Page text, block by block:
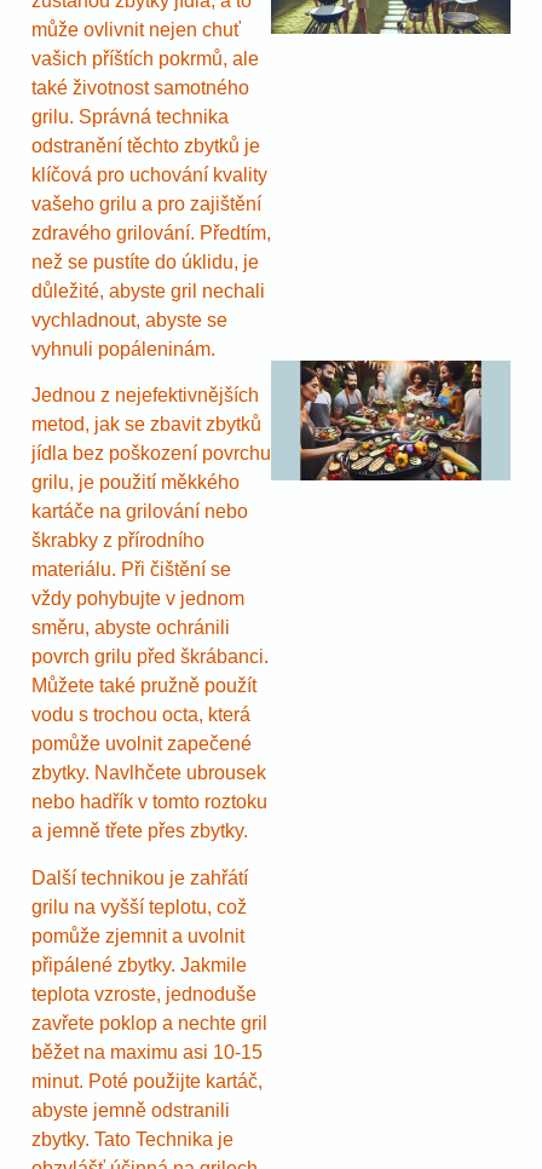
může ovlivnit nejen chuť
vašich příštích pokrmů, ale
také životnost samotného
grilu. Správná technika
odstranění těchto zbytků je
klíčová pro uchování kvality
vašeho grilu a pro zajištění
zdravého grilování. Předtím,
než se pustíte do úklidu, je
důležité, abyste gril nechali
vychladnout, abyste se
vyhnuli popáleninám.
Jednou z nejefektivnějších
metod, jak se zbavit zbytků
jídla bez poškození povrchu
grilu, je použití měkkého
kartáče na grilování nebo
škrabky z přírodního
materiálu. Při čištění se
vždy pohybujte v jednom
směru, abyste ochránili
povrch grilu před škrábanci.
Můžete také pružně použít
vodu s trochou octa, která
pomůže uvolnit zapečené
zbytky. Navlhčete ubrousek
nebo hadřík v tomto roztoku
a jemně třete přes zbytky.
Další technikou je zahřátí
grilu na vyšší teplotu, což
pomůže zjemnit a uvolnit
připálené zbytky. Jakmile
teplota vzroste, jednoduše
zavřete poklop a nechte gril
běžet na maximu asi 10-15
minut. Poté použijte kartáč,
abyste jemně odstranili
zbytky. Tato Technika je